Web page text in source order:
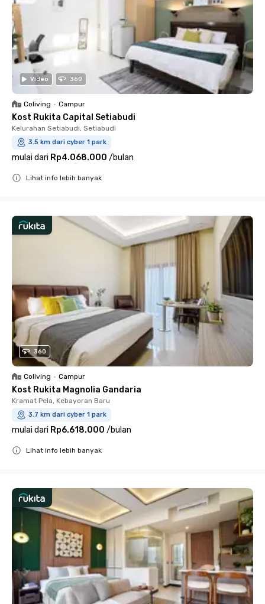
Video 360
Coliving • Campur
Kost Rukita Capital Setiabudi
Kelurahan Setiabudi, Setiabudi
3.5 km dari cyber 1 park
mulai dari Rp4.068.000 /bulan
Lihat info lebih banyak
360
Coliving • Campur
Kost Rukita Magnolia Gandaria
Kramat Pela, Kebayoran Baru
3.7 km dari cyber 1 park
mulai dari Rp6.618.000 /bulan
Lihat info lebih banyak